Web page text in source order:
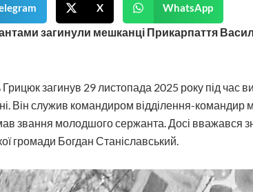
X WhatsApp
загинули мешканці Прикарпаття
загинув 29 листопада 2025 року під час
Він служив командиром відділення-командир
звання молодшого сержанта. Досі вважався
громади Богдан Станіславський.